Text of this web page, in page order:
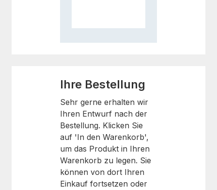
Ihre Bestellung
Sehr gerne erhalten wir
Ihren Entwurf nach der
Bestellung. Klicken Sie
auf 'In den Warenkorb',
um das Produkt in Ihren
Warenkorb zu legen. Sie
können von dort Ihren
Einkauf fortsetzen oder